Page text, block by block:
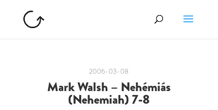
2006-03-08
Mark Walsh – Nehémiás
(Nehemiah) 7-8